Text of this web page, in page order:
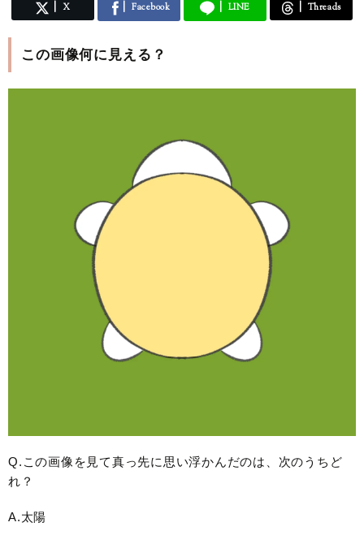
X Facebook LINE Threads
この画像何に見える？
Q.この画像を見て真っ先に思い浮かんだのは、次のうちど
れ？
A.太陽